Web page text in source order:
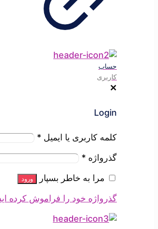
حساب
کاربری
✕
Login
کلمه کاربری یا ایمیل *
گذرواژه *
مرا به خاطر بسپار
ورود
گذرواژه خود را فراموش کرده